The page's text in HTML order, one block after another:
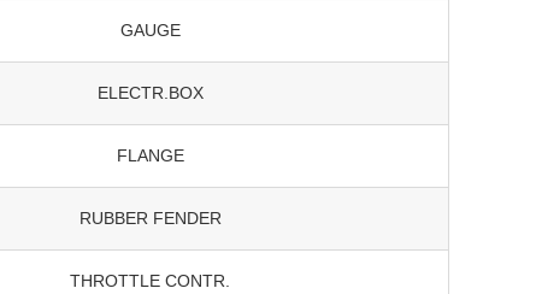
GAUGE
ELECTR.BOX
FLANGE
RUBBER FENDER
THROTTLE CONTR.